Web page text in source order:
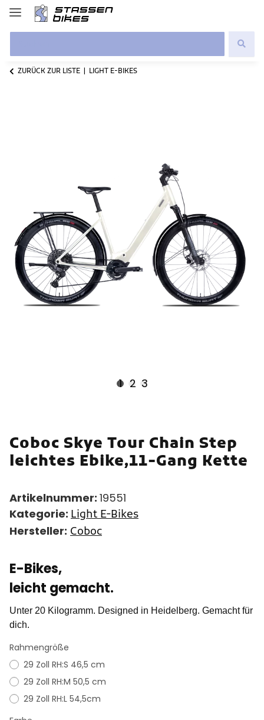
ZURÜCK ZUR LISTE LIGHT E-BIKES
1 2 3
Coboc Skye Tour Chain Step
leichtes Ebike,11-Gang Kette
Artikelnummer: 19551
Kategorie: Light E-Bikes
Hersteller: Coboc
E-Bikes,
leicht gemacht.
Unter 20 Kilogramm. Designed in Heidelberg. Gemacht für
dich.
Rahmengröße
29 Zoll RH:S 46,5 cm
29 Zoll RH:M 50,5 cm
29 Zoll RH:L 54,5cm